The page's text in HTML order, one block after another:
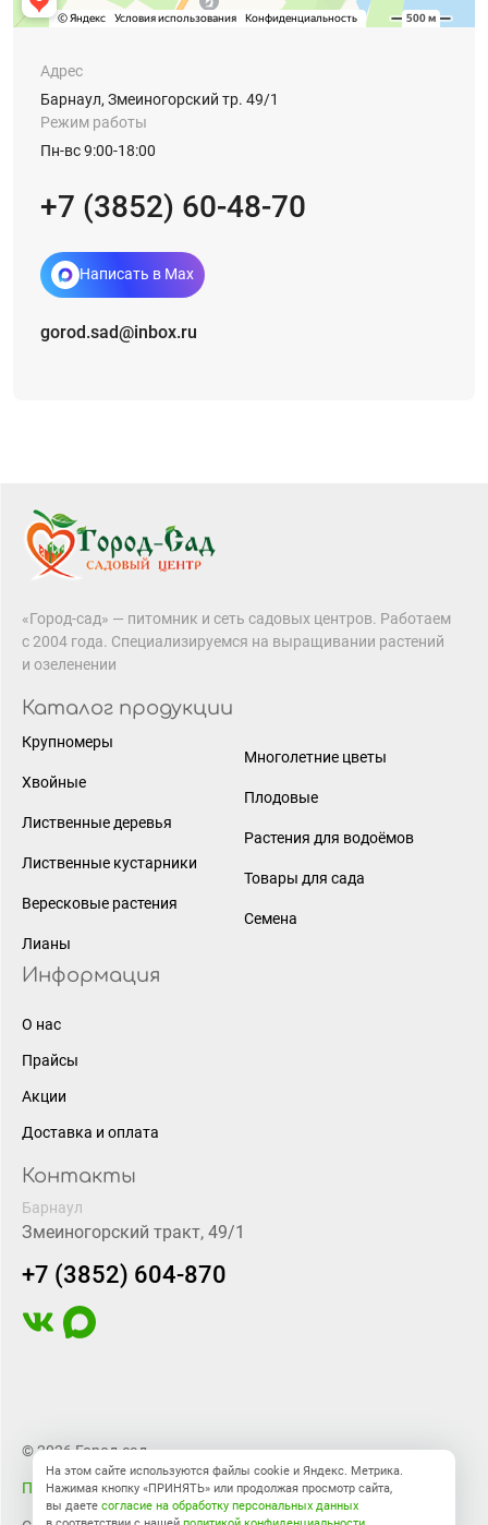
Адрес
Барнаул, Змеиногорский тр. 49/1
Режим работы
Пн-вс 9:00-18:00
+7 (3852) 60-48-70
Написать в Max
gorod.sad@inbox.ru
«Город-сад» — питомник и сеть садовых центров. Работаем
с 2004 года. Специализируемся на выращивании растений
и озеленении
Каталог продукции
Крупномеры
Хвойные
Лиственные деревья
Лиственные кустарники
Вересковые растения
Лианы
Многолетние цветы
Плодовые
Растения для водоёмов
Товары для сада
Семена
Информация
О нас
Прайсы
Акции
Доставка и оплата
Контакты
Барнаул
Змеиногорский тракт, 49/1
+7 (3852) 604-870
© 2026 Город-сад
Правовая информация
На этом сайте используются файлы cookie и Яндекс. Метрика.
Нажимая кнопку «ПРИНЯТЬ» или продолжая просмотр сайта,
вы даете согласие на обработку персональных данных